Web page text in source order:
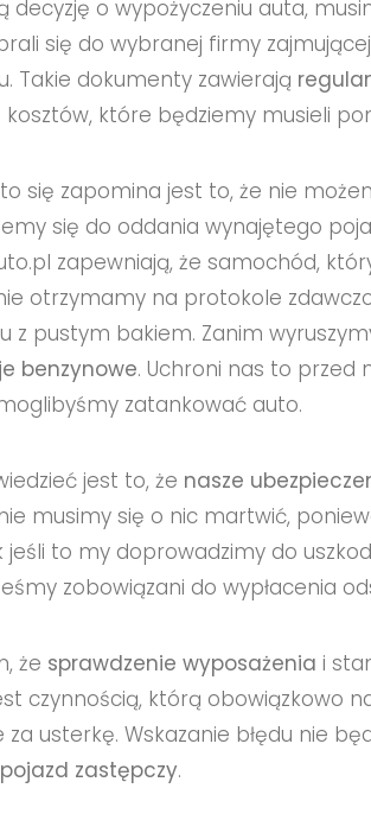
o wypożyczeniu auta,
się do wybranej firmy
Takie dokumenty zawierają
które będziemy musieli
się zapomina jest to, że nie
się do oddania wynajętego
zapewniają, że samochód,
otrzymamy na protokole
z pustym bakiem. Zanim
benzynowe. Uchroni nas to przed
zatankować auto.
jest to, że nasze
musimy się o nic martwić,
jeśli to my doprowadzimy do
zobowiązani do wypłacenia
że sprawdzenie wyposażenia i
czynnością, którą obowiązkowo
usterkę. Wskazanie błędu nie
pojazd zastępczy.